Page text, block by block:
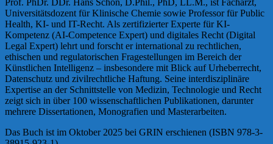
Prof. PhDr. DDr. Hans Schön, D.Phil., PhD, LL.M., ist Facharzt,
Universitätsdozent für Klinische Chemie sowie Professor für Public
Health, KI- und IT-Recht. Als zertifizierter Experte für KI-
Kompetenz (AI-Competence Expert) und digitales Recht (Digital
Legal Expert) lehrt und forscht er international zu rechtlichen,
ethischen und regulatorischen Fragestellungen im Bereich der
Künstlichen Intelligenz – insbesondere mit Blick auf Urheberrecht,
Datenschutz und zivilrechtliche Haftung. Seine interdisziplinäre
Expertise an der Schnittstelle von Medizin, Technologie und Recht
zeigt sich in über 100 wissenschaftlichen Publikationen, darunter
mehrere Dissertationen, Monografien und Masterarbeiten.
Das Buch ist im Oktober 2025 bei GRIN erschienen (ISBN 978-3-